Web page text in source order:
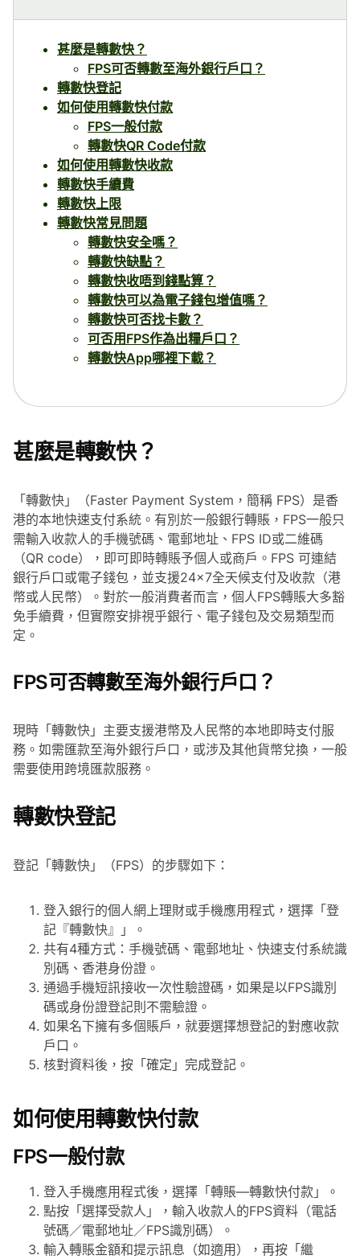
甚麼是轉數快？
FPS可否轉數至海外銀行戶口？
轉數快登記
如何使用轉數快付款
FPS一般付款
轉數快QR Code付款
如何使用轉數快收款
轉數快手續費
轉數快上限
轉數快常見問題
轉數快安全嗎？
轉數快缺點？
轉數快收唔到錢點算？
轉數快可以為電子錢包增值嗎？
轉數快可否找卡數？
可否用FPS作為出糧戶口？
轉數快App哪裡下載？
甚麼是轉數快？
「轉數快」（Faster Payment System，簡稱 FPS）是香
港的本地快速支付系統。有別於一般銀行轉賬，FPS一般只
需輸入收款人的手機號碼、電郵地址、FPS ID或二維碼
（QR code），即可即時轉賬予個人或商戶。FPS 可連結
銀行戶口或電子錢包，並支援24×7全天候支付及收款（港
幣或人民幣）。對於一般消費者而言，個人FPS轉賬大多豁
免手續費，但實際安排視乎銀行、電子錢包及交易類型而
定。
FPS可否轉數至海外銀行戶口？
現時「轉數快」主要支援港幣及人民幣的本地即時支付服
務。如需匯款至海外銀行戶口，或涉及其他貨幣兌換，一般
需要使用跨境匯款服務。
轉數快登記
登記「轉數快」（FPS）的步驟如下：
登入銀行的個人網上理財或手機應用程式，選擇「登
記『轉數快』」。
共有4種方式：手機號碼、電郵地址、快速支付系統識
別碼、香港身份證。
通過手機短訊接收一次性驗證碼，如果是以FPS識別
碼或身份證登記則不需驗證。
如果名下擁有多個賬戶，就要選擇想登記的對應收款
戶口。
核對資料後，按「確定」完成登記。
如何使用轉數快付款
FPS一般付款
登入手機應用程式後，選擇「轉賬—轉數快付款」。
點按「選擇受款人」，輸入收款人的FPS資料（電話
號碼／電郵地址／FPS識別碼）。
輸入轉賬金額和提示訊息（如適用），再按「繼